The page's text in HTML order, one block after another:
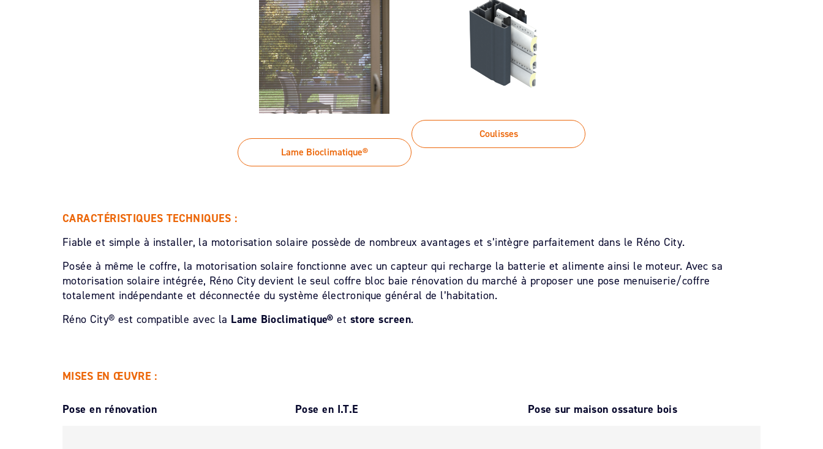
Lame Bioclimatique®
Coulisses
CARACTÉRISTIQUES TECHNIQUES :
Fiable et simple à installer, la motorisation solaire possède de nombreux avantages et s’intègre parfaitement dans le Réno City.
Posée à même le coffre, la motorisation solaire fonctionne avec un capteur qui recharge la batterie et alimente ainsi le moteur. Avec sa
motorisation solaire intégrée, Réno City devient le seul coffre bloc baie rénovation du marché à proposer une pose menuiserie/coffre
totalement indépendante et déconnectée du système électronique général de l’habitation.
Réno City® est compatible avec la Lame Bioclimatique® et store screen.
MISES EN ŒUVRE :
Pose en rénovation Pose en I.T.E Pose sur maison ossature bois